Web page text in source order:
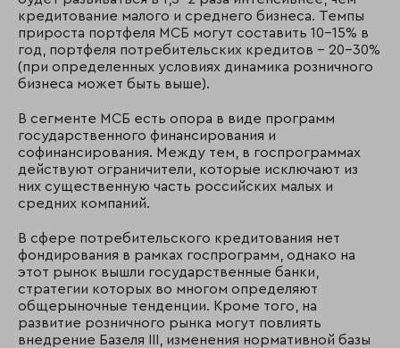
кредитование малого и среднего бизнеса. Темпы
прироста портфеля МСБ могут составить 10-15% в
год, портфеля потребительских кредитов – 20-30%
(при определенных условиях динамика розничного
бизнеса может быть выше).
В сегменте МСБ есть опора в виде программ
государственного финансирования и
софинансирования. Между тем, в госпрограммах
действуют ограничители, которые исключают из
них существенную часть российских малых и
средних компаний.
В сфере потребительского кредитования нет
фондирования в рамках госпрограмм, однако на
этот рынок вышли государственные банки,
стратегии которых во многом определяют
общерыночные тенденции. Кроме того, на
развитие розничного рынка могут повлиять
внедрение Базеля III, изменения нормативной базы